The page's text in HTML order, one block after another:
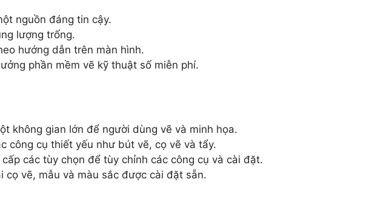
nguồn đáng tin cậy.
lượng trống.
hướng dẫn trên màn hình.
phần mềm vẽ kỹ thuật số miễn phí.
không gian lớn để người dùng vẽ và minh họa.
công cụ thiết yếu như bút vẽ, cọ vẽ và tẩy.
cấp các tùy chọn để tùy chỉnh các công cụ và cài đặt.
cọ vẽ, mẫu và màu sắc được cài đặt sẵn.